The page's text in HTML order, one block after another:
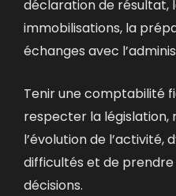
déclaration de résultat,
immobilisations, la
échanges avec
Tenir une comptabilité
respecter la législation,
l’évolution de l’activité,
difficultés et de prendre
décisions.